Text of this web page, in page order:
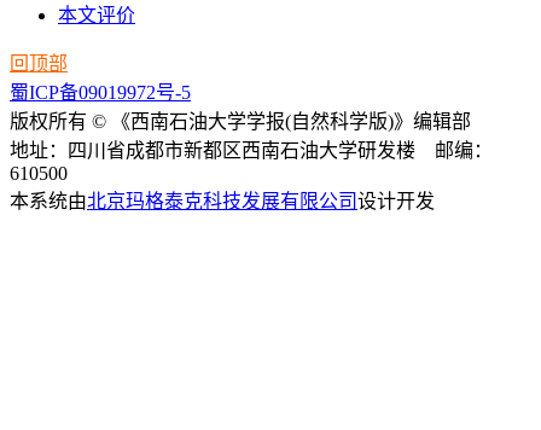
本文评价
回顶部
蜀ICP备09019972号-5
版权所有 © 《西南石油大学学报(自然科学版)》编辑部
地址：四川省成都市新都区西南石油大学研发楼 邮编：
610500
本系统由北京玛格泰克科技发展有限公司设计开发